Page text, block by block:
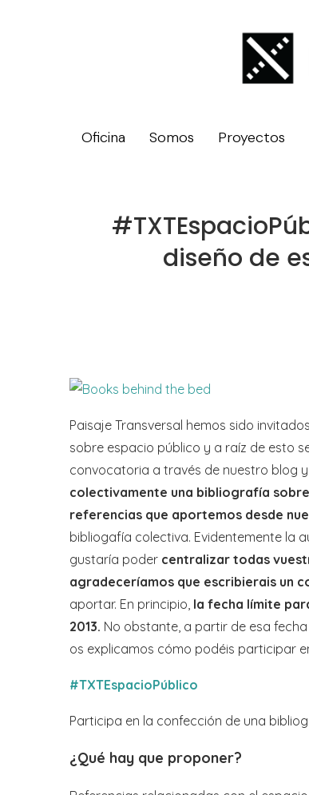
Oficina Somos Proyectos
diseño de
Paisaje Transversal hemos sido
sobre espacio público y a raíz de esto
convocatoria a través de nuestro blog
colectivamente una bibliografía
referencias que aportemos desde
bibliogafía colectiva. Evidentemente la
gustaría poder centralizar todas
agradeceríamos que escribierais un
aportar. En principio, la fecha límite
2013. No obstante, a partir de esa
os explicamos cómo podéis participar
#TXTEspacioPúblico
Participa en la confección de una
¿Qué hay que proponer?